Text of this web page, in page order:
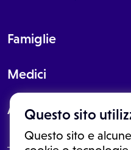
Questo sito
Questo sito e
Famiglie
Medici
About